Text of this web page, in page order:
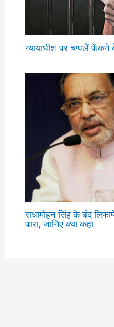
न्यायाधीश पर चप्पलें फेंकने
राधामोहन सिंह के बंद
पारा, जानिए क्या कहा